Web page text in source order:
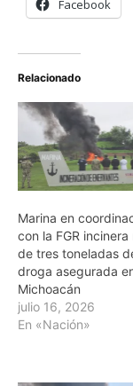
Facebook
Relacionado
Marina en
con la FGR incinera
de tres toneladas
droga asegurada
Michoacán
julio 16, 2026
En «Nación»